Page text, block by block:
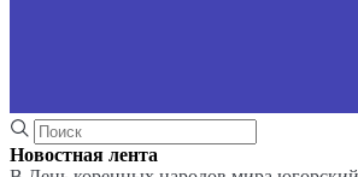
Новостная лента